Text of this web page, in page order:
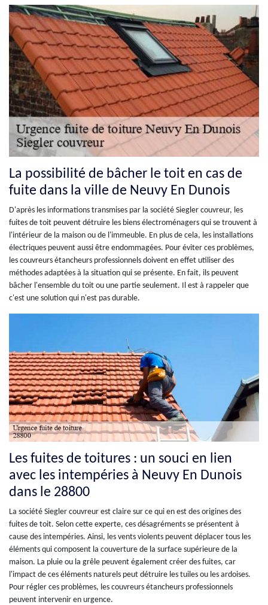
La possibilité de bâcher le toit en cas de
fuite dans la ville de Neuvy En Dunois
D'après les informations transmises par la société Siegler couvreur, les
fuites de toit peuvent détruire les biens électroménagers qui se trouvent à
l'intérieur de la maison ou de l'immeuble. En plus de cela, les installations
électriques peuvent aussi être endommagées. Pour éviter ces problèmes,
les couvreurs étancheurs professionnels doivent en effet utiliser des
méthodes adaptées à la situation qui se présente. En fait, ils peuvent
bâcher l'ensemble du toit ou une partie seulement. Il est à rappeler que
c'est une solution qui n'est pas durable.
Les fuites de toitures : un souci en lien
avec les intempéries à Neuvy En Dunois
dans le 28800
La société Siegler couvreur est claire sur ce qui en est des origines des
fuites de toit. Selon cette experte, ces désagréments se présentent à
cause des intempéries. Ainsi, les vents violents peuvent déplacer tous les
éléments qui composent la couverture de la surface supérieure de la
maison. La pluie ou la grêle peuvent également créer des fuites, car
l'impact de ces éléments naturels peut détruire les tuiles ou les ardoises.
Pour régler ces problèmes, les couvreurs étancheurs professionnels
peuvent intervenir en urgence.